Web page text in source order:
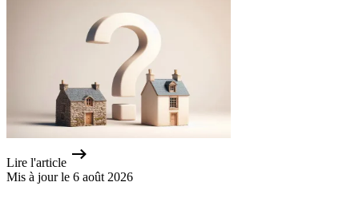
Lire l'article
Mis à jour le 6 août 2026